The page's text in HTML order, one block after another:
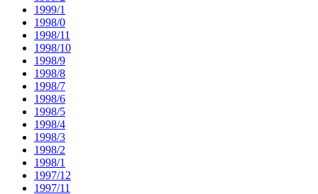
1999/1
1998/0
1998/11
1998/10
1998/9
1998/8
1998/7
1998/6
1998/5
1998/4
1998/3
1998/2
1998/1
1997/12
1997/11